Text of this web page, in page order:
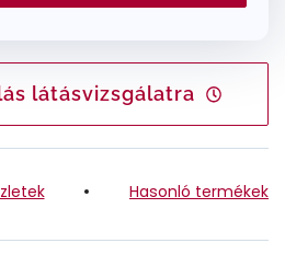
látásvizsgálatra
Hasonló termékek